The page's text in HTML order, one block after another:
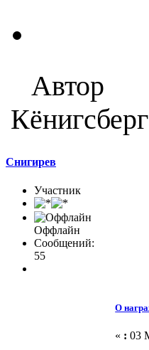
Автор
Снигирев
Участник
Оффлайн
Сообщений:
55
О
« : 03